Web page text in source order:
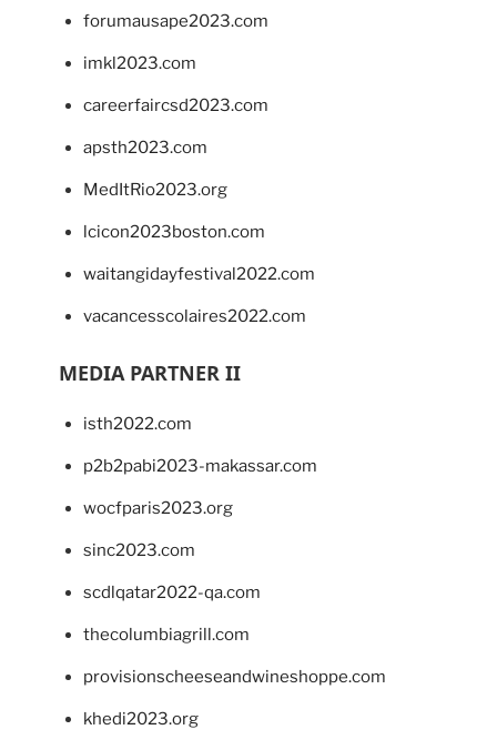
forumausape2023.com
imkl2023.com
careerfaircsd2023.com
apsth2023.com
MedItRio2023.org
lcicon2023boston.com
waitangidayfestival2022.com
vacancesscolaires2022.com
MEDIA PARTNER II
isth2022.com
p2b2pabi2023-makassar.com
wocfparis2023.org
sinc2023.com
scdlqatar2022-qa.com
thecolumbiagrill.com
provisionscheeseandwineshoppe.com
khedi2023.org